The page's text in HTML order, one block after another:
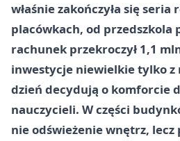
właśnie zakończyła się
placówkach, od przedszkola
rachunek przekroczył 1,1
inwestycje niewielkie tylko z
dzień decydują o komforcie
nauczycieli. W części
nie odświeżenie wnętrz, lecz